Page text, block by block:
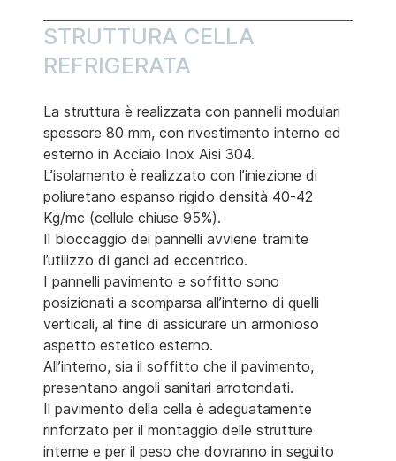
STRUTTURA CELLA
REFRIGERATA
La struttura è realizzata con pannelli modulari
spessore 80 mm, con rivestimento interno ed
esterno in Acciaio Inox Aisi 304.
L’isolamento è realizzato con l’iniezione di
poliuretano espanso rigido densità 40-42
Kg/mc (cellule chiuse 95%).
Il bloccaggio dei pannelli avviene tramite
l’utilizzo di ganci ad eccentrico.
I pannelli pavimento e soffitto sono
posizionati a scomparsa all’interno di quelli
verticali, al fine di assicurare un armonioso
aspetto estetico esterno.
All’interno, sia il soffitto che il pavimento,
presentano angoli sanitari arrotondati.
Il pavimento della cella è adeguatamente
rinforzato per il montaggio delle strutture
interne e per il peso che dovranno in seguito